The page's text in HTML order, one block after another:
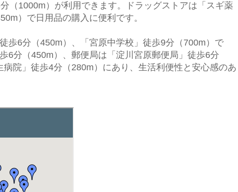
（1000m）が利用できます。ドラッグストアは「スギ薬
）で日用品の購入に便利です。
歩6分（450m）、「宮原中学校」徒歩9分（700m）で
6分（450m）、郵便局は「淀川宮原郵便局」徒歩6分
院」徒歩4分（280m）にあり、生活利便性と安心感のあ